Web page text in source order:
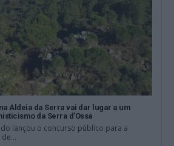
Aldeia da Serra vai dar lugar a um
da Serra d’Ossa
lançou o concurso público para a